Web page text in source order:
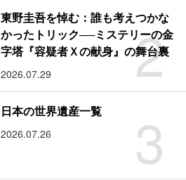
2
東野圭吾を悼む：誰も考えつかな
かったトリック──ミステリーの金
字塔『容疑者Ｘの献身』の舞台裏
2026.07.29
3
日本の世界遺産一覧
2026.07.26